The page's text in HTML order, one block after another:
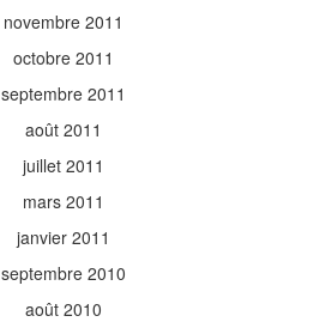
novembre 2011
octobre 2011
septembre 2011
août 2011
juillet 2011
mars 2011
janvier 2011
septembre 2010
août 2010